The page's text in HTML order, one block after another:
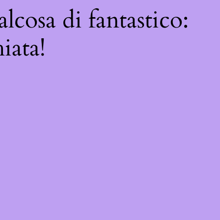
di fantastico: